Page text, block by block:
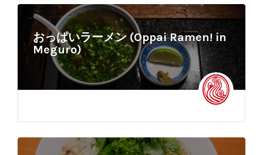
おっぱいラーメン (Oppai Ramen! in
Meguro)